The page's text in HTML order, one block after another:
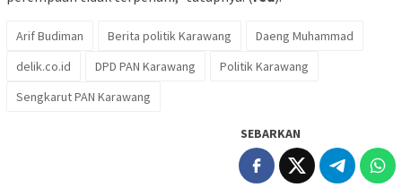
Arif Budiman Berita politik Karawang
Daeng Muhammad
delik.co.id
DPD PAN Karawang
Politik Karawang
Sengkarut PAN Karawang
SEBARKAN